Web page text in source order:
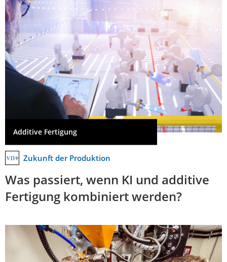
Additive Fertigung
Zukunft der Produktion
Was passiert, wenn KI und additive
Fertigung kombiniert werden?